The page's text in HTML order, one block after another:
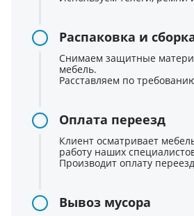
Распаковка и
Снимаем защитные
мебель.
Расставляем по
Оплата переезд
Клиент осматривает
работу наших
Производит оплату
Вывоз мусора